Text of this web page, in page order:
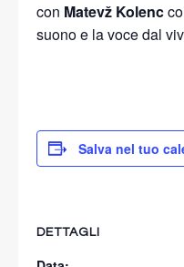
con Matevž Kolenc
suono e la voce dal
Salva nel tuo
DETTAGLI